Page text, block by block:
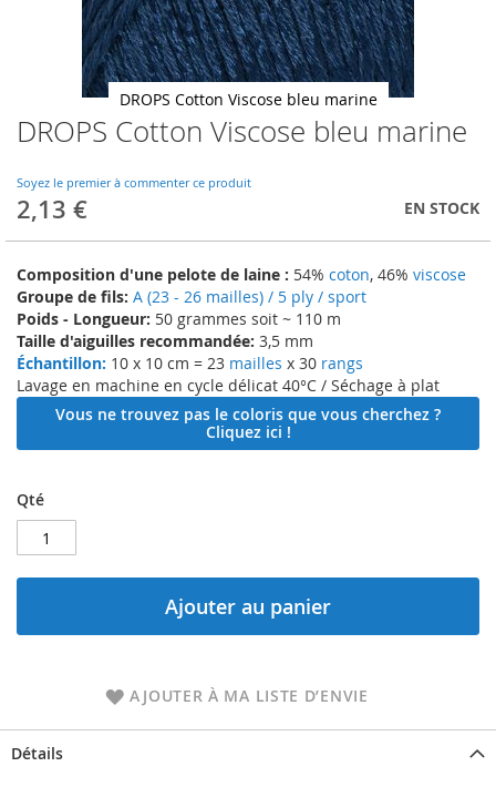
DROPS Cotton Viscose bleu marine
Soyez le premier à commenter ce produit
2,13 € EN STOCK
Composition d'une pelote de laine : 54% coton, 46% viscose
Groupe de fils: A (23 - 26 mailles) / 5 ply / sport
Poids - Longueur: 50 grammes soit ~ 110 m
Taille d'aiguilles recommandée: 3,5 mm
Échantillon: 10 x 10 cm = 23 mailles x 30 rangs
Lavage en machine en cycle délicat 40°C / Séchage à plat
Vous ne trouvez pas le coloris que vous cherchez ?
Cliquez ici !
Qté
Ajouter au panier
AJOUTER À MA LISTE D’ENVIE
DROPS Cotton Viscose bleu marine
Skip
to
beginning
of
the
gallery
Détails